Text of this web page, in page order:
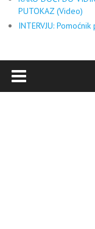
PUTOKAZ (Video)
INTERVJU: